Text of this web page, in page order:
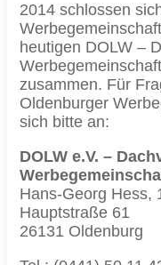
2014 schlossen
heutigen DOLW –
zusammen. Für
Oldenburger
sich bitte an:
DOLW e.V. –
Hans-Georg Hess,
Hauptstraße 61
26131 Oldenburg